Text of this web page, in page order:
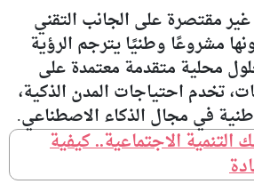
مقتصرة على الجانب التقني
مشروعًا وطنيًا يترجم الرؤية
محلية متقدمة معتمدة على
تخدم احتياجات المدن الذكية،
في مجال الذكاء الاصطناعي.
التنمية الاجتماعية.. كيفية